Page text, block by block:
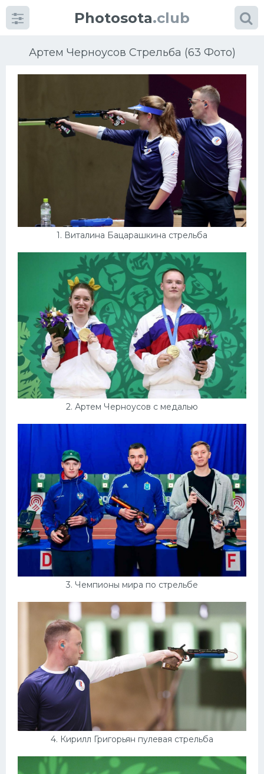
Photosota.club
Артем Черноусов Стрельба (63 Фото)
1. Виталина Бацарашкина стрельба
2. Артем Черноусов с медалью
3. Чемпионы мира по стрельбе
4. Кирилл Григорьян пулевая стрельба
Футбол
Баскетбол
Конькобежный спорт
Тренажеры
Интерьеры квартир